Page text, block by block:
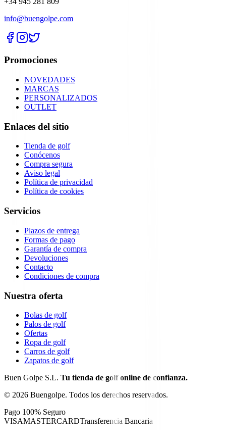
info@buengolpe.com
Promociones
NOVEDADES
MARCAS
PERSONALIZADOS
OUTLET
Enlaces del sitio
Tienda de golf
Conócenos
Compra segura
Aviso legal
Política de privacidad
Política de cookies
Servicios
Plazos de entrega
Formas de pago
Garantía de compra
Devoluciones
Contacto
Condiciones de compra
Nuestra oferta
Bolas de golf
Palos de golf
Ofertas
Ropa de golf
Carros de golf
Zapatos de golf
Buen Golpe S.L. Tu tienda de golf online de confianza.
© 2026 Buengolpe. Todos los derechos reservados.
Pago 100% Seguro
VISAMASTERCARDTransferencia Bancaria